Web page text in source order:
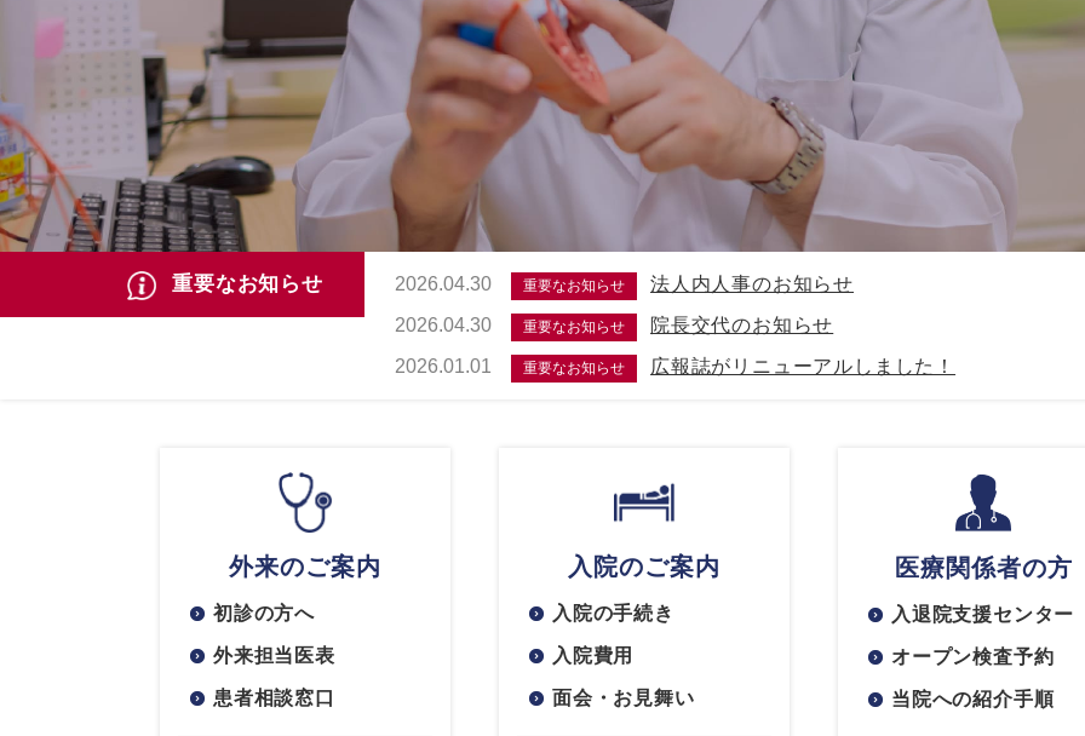
重要なお知らせ 2026.04.30 重要なお知らせ
法人内人事のお知らせ
2026.04.30
重要なお知らせ
院長交代のお知らせ
2026.01.01
重要なお知らせ 広報誌がリニューアルしました！
外来のご案内
初診の方へ
外来担当医表
患者相談窓口
入院のご案内
入院の手続き
入院費用
面会・お見舞い
医療関係者の方
入退院支援センター
オープン検査予約
当院への紹介手順